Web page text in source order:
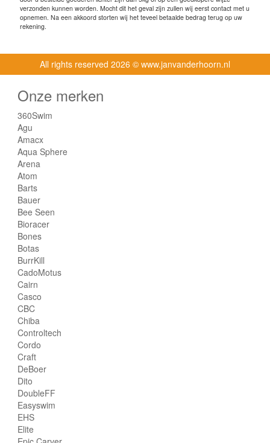
verzonden kunnen worden. Mocht dit het geval zijn zullen wij eerst contact met u
opnemen. Na een akkoord storten wij het teveel betaalde bedrag terug op uw
rekening.
All rights reserved 2026 © www.janvanderhoorn.nl
Onze merken
360Swim
Agu
Amacx
Aqua Sphere
Arena
Atom
Barts
Bauer
Bee Seen
Bioracer
Bones
Botas
BurrKill
CadoMotus
Cairn
Casco
CBC
Chiba
Controltech
Cordo
Craft
DeBoer
Dito
DoubleFF
Easyswim
EHS
Elite